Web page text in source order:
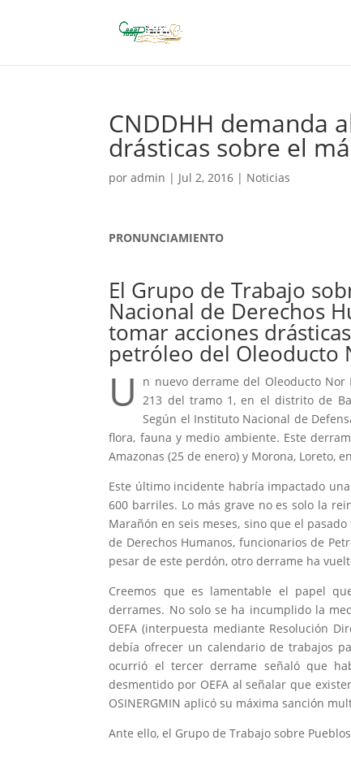
CNDDHH demanda
drásticas sobre el
poradmin | Jul 2, 2016 | Noticias
PRONUNCIAMIENTO
El Grupo de Trabajo
Nacional de Derechos
tomar acciones
petróleo del Oleoducto
U
n nuevo derrame del Oleoducto
213 del tramo 1, en el distrito de
Según el Instituto Nacional de
flora, fauna y medio ambiente. Este
Amazonas (25 de enero) y Morona, Loreto,
Este último incidente habría impactado
600 barriles. Lo más grave no es solo la
Marañón en seis meses, sino que el
de Derechos Humanos, funcionarios de
pesar de este perdón, otro derrame ha
Creemos que es lamentable el papel
derrames. No solo se ha incumplido la
OEFA (interpuesta mediante Resolución
debía ofrecer un calendario de trabajos
ocurrió el tercer derrame señaló que
desmentido por OEFA al señalar que
OSINERGMIN aplicó su máxima sanción
Ante ello, el Grupo de Trabajo sobre